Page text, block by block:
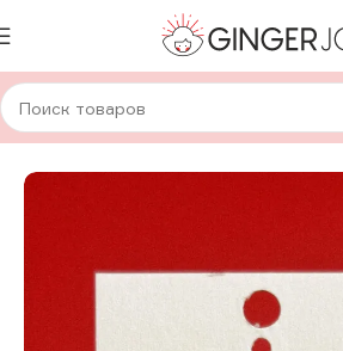
Главная Украшения Кулоны